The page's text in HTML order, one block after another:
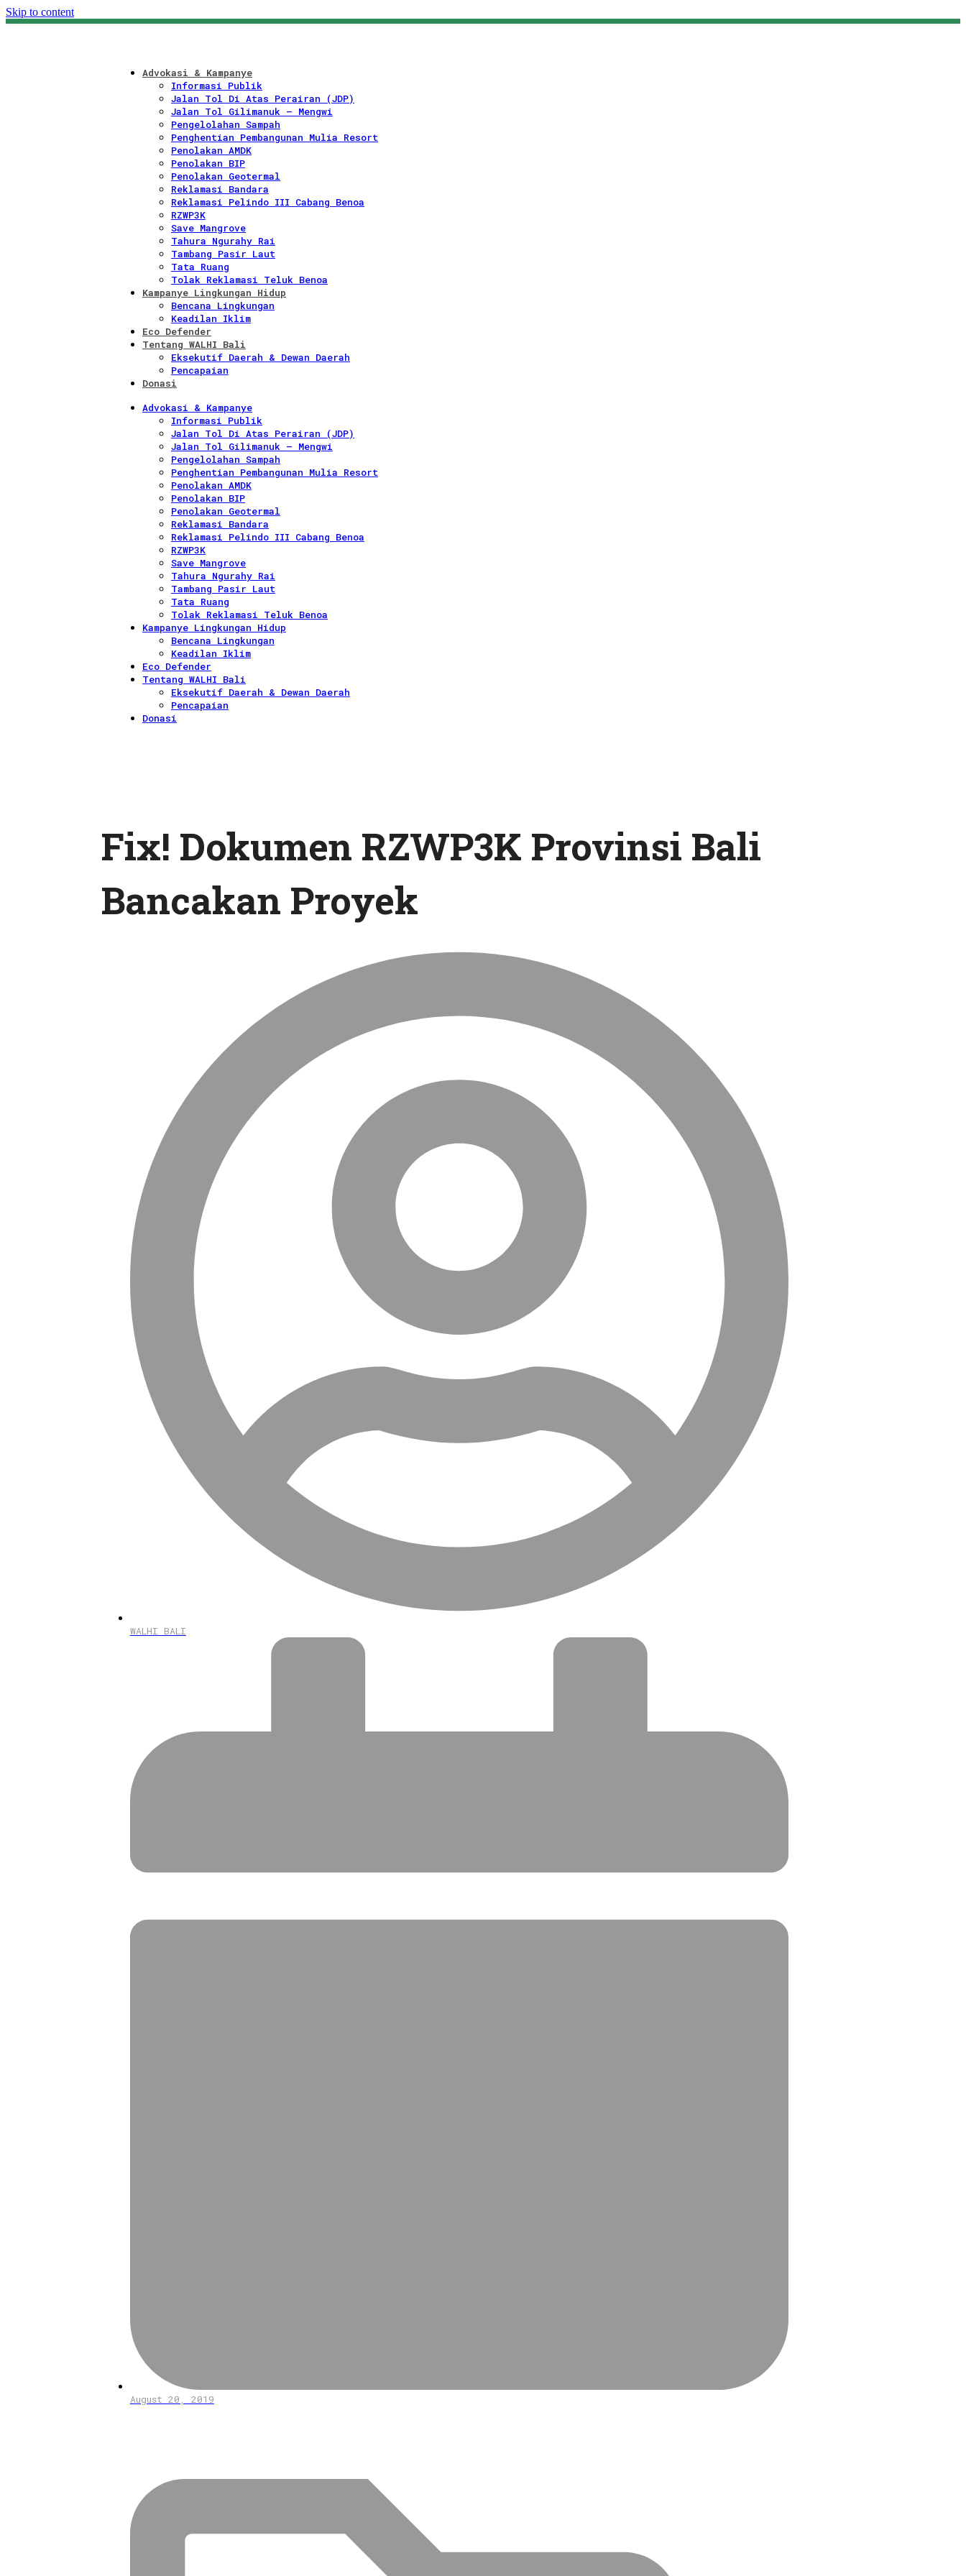
Skip to content
Advokasi & Kampanye
Informasi Publik
Jalan Tol Di Atas Perairan (JDP)
Jalan Tol Gilimanuk – Mengwi
Pengelolahan Sampah
Penghentian Pembangunan Mulia Resort
Penolakan AMDK
Penolakan BIP
Penolakan Geotermal
Reklamasi Bandara
Reklamasi Pelindo III Cabang Benoa
RZWP3K
Save Mangrove
Tahura Ngurahy Rai
Tambang Pasir Laut
Tata Ruang
Tolak Reklamasi Teluk Benoa
Kampanye Lingkungan Hidup
Bencana Lingkungan
Keadilan Iklim
Eco Defender
Tentang WALHI Bali
Eksekutif Daerah & Dewan Daerah
Pencapaian
Donasi
Advokasi & Kampanye
Informasi Publik
Jalan Tol Di Atas Perairan (JDP)
Jalan Tol Gilimanuk – Mengwi
Pengelolahan Sampah
Penghentian Pembangunan Mulia Resort
Penolakan AMDK
Penolakan BIP
Penolakan Geotermal
Reklamasi Bandara
Reklamasi Pelindo III Cabang Benoa
RZWP3K
Save Mangrove
Tahura Ngurahy Rai
Tambang Pasir Laut
Tata Ruang
Tolak Reklamasi Teluk Benoa
Kampanye Lingkungan Hidup
Bencana Lingkungan
Keadilan Iklim
Eco Defender
Tentang WALHI Bali
Eksekutif Daerah & Dewan Daerah
Pencapaian
Donasi
Fix! Dokumen RZWP3K Provinsi Bali
Bancakan Proyek
WALHI BALI
August 20, 2019